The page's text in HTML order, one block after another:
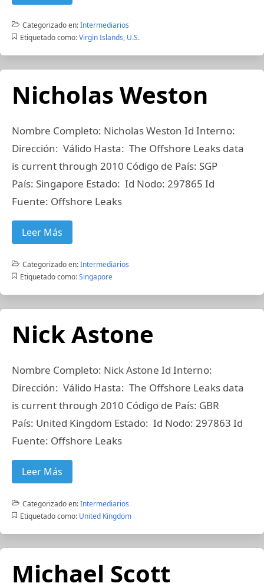
Categorizado en:Intermediarios
Etiquetado como: Virgin Islands, U.S.
Nicholas Weston
Nombre Completo: Nicholas Weston Id Interno:
Dirección: Válido Hasta: The Offshore Leaks data
is current through 2010 Código de País: SGP
País: Singapore Estado: Id Nodo: 297865 Id
Fuente: Offshore Leaks
Leer Más
Categorizado en:Intermediarios
Etiquetado como: Singapore
Nick Astone
Nombre Completo: Nick Astone Id Interno:
Dirección: Válido Hasta: The Offshore Leaks data
is current through 2010 Código de País: GBR
País: United Kingdom Estado: Id Nodo: 297863 Id
Fuente: Offshore Leaks
Leer Más
Categorizado en:Intermediarios
Etiquetado como: United Kingdom
Michael Scott